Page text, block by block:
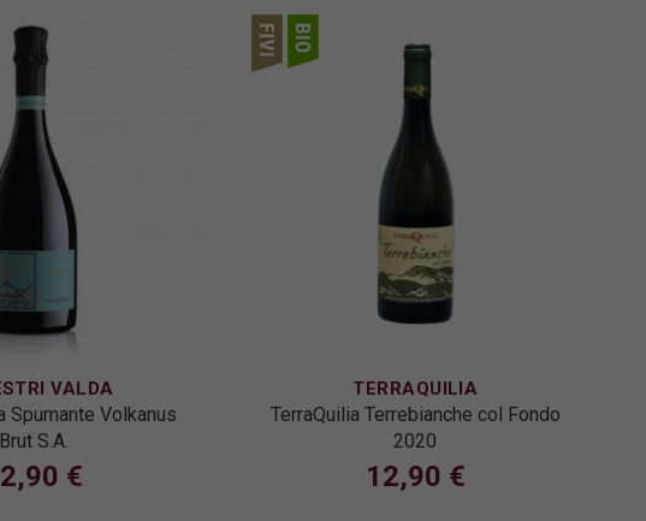
VALDA
Spumante Volkanus
Brut S.A.
€
TERRAQUILIA
TerraQuilia Terrebianche col Fondo
2020
12,90 €